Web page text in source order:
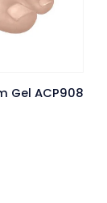
Gel ACP908